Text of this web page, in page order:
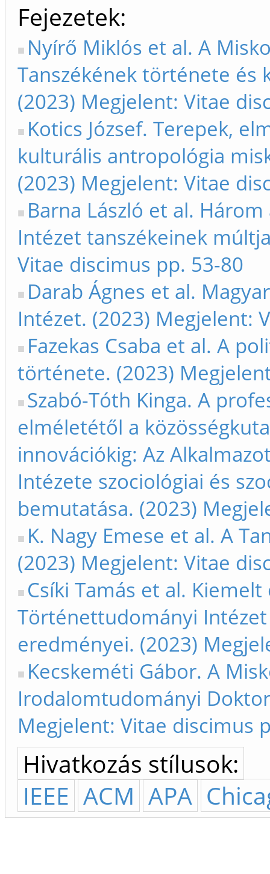
Fejezetek
Nyírő Miklós et al. A
Tanszékének története és
(2023) Megjelent: Vitae
Kotics József. Terepek,
kulturális antropológia
(2023) Megjelent: Vitae
Barna László et al.
Intézet tanszékeinek
Vitae discimus pp. 53-80
Darab Ágnes et al.
Intézet. (2023) Megjelent:
Fazekas Csaba et al. A
története. (2023)
Szabó-Tóth Kinga. A
elméletétől a
innovációkig: Az
Intézete szociológiai és
bemutatása. (2023)
K. Nagy Emese et al. A
(2023) Megjelent: Vitae
Csíki Tamás et al.
Történettudományi
eredményei. (2023)
Kecskeméti Gábor. A
Irodalomtudományi
Megjelent: Vitae discimus
Hivatkozás stílusok:
IEEE ACM APA